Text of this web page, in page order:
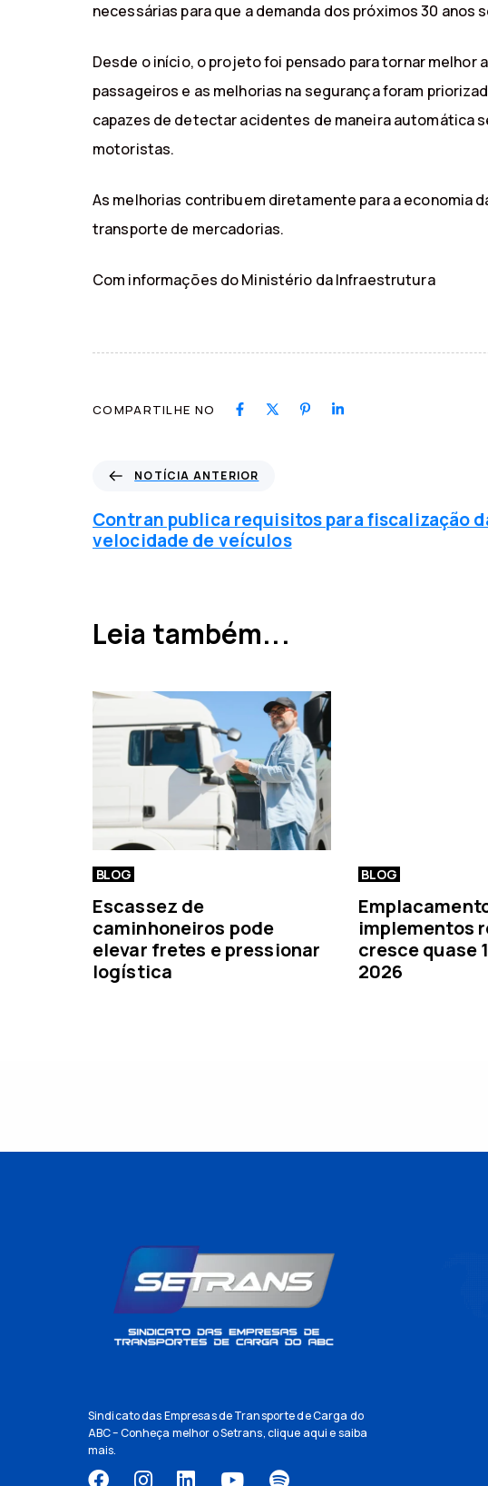
necessárias para que a demanda dos próximos 30 anos
Desde o início, o projeto foi pensado para tornar
passageiros e as melhorias na segurança foram
capazes de detectar acidentes de maneira automática
motoristas.
As melhorias contribuem diretamente para a economia
transporte de mercadorias.
Com informações do Ministério da Infraestrutura
COMPARTILHE NO
t
í
c
n
r
i
NOTÍCIA ANTERIOR
Contran publica requisitos para fiscalização
velocidade de veículos
Leia também...
BLOG
Escassez de
caminhoneiros pode
elevar fretes e pressionar
logística
BLOG
implementos
cresce quase
2026
Sindicato das Empresas de Transporte de Carga do
ABC – Conheça melhor o Setrans,clique aquie saiba
mais.